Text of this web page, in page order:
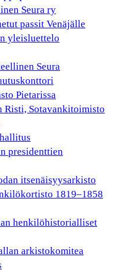
Seura ry
passit Venäjälle
yleisluettelo
Seura
Pietarissa
Risti, Sotavankitoimisto
presidenttien
itsenäisyysarkisto
1819–1858
henkilöhistorialliset
arkistokomitea